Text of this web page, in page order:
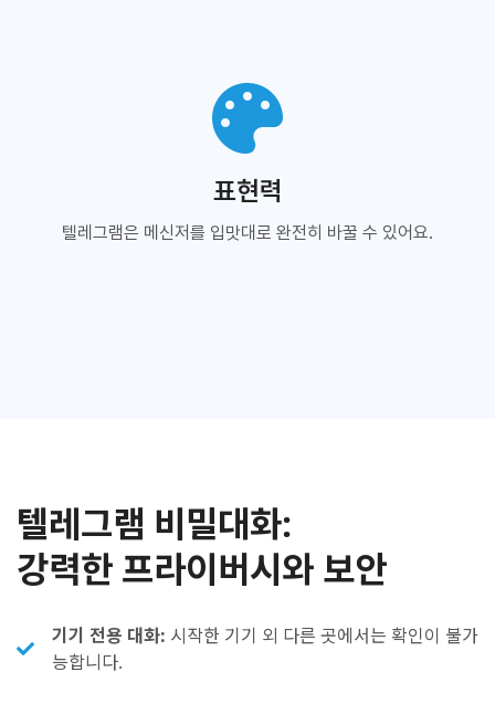
표현력
텔레그램은 메신저를 입맛대로 완전히 바꿀 수 있어요.
텔레그램 비밀대화:
강력한 프라이버시와 보안
기기 전용 대화: 시작한 기기 외 다른 곳에서는 확인이 불가
능합니다.